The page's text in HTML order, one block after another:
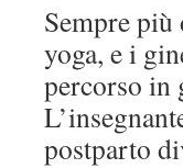
Sempre
yoga, e i
percorso in
postparto